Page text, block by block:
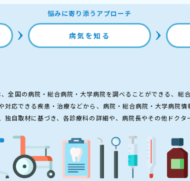
悩みに寄り添うアプローチ
病気を知る
全国の病院・総合病院・大学病院を調べることができる、総合
対応できる疾患・治療などから、病院・総合病院・大学病院情
独自取材に基づき、各診療科の詳細や、病院長やその他ドクタ